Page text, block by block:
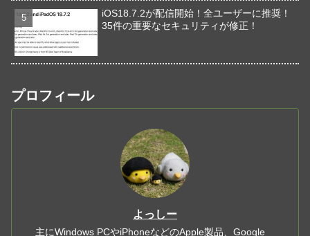
iOS18.7.2が配信開始！全ユーザーに推奨！
35件の重要なセキュリティが修正！
プロフィール
よっしー
主にWindows PCやiPhoneなどのApple製品、Google